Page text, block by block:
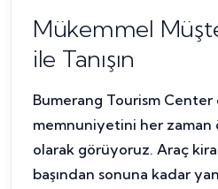
Mükemmel
ile Tanışın
Bumerang Tourism Center
memnuniyetini her
olarak görüyoruz. Araç
başından sonuna kadar